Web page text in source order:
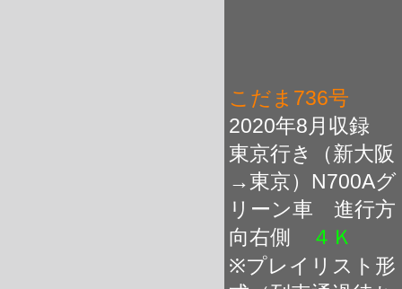
こだま736号
2020年8月収録
東京行き（新大阪
→東京）N700Aグ
リーン車 進行方
向右側
４Ｋ
※プレイリスト形